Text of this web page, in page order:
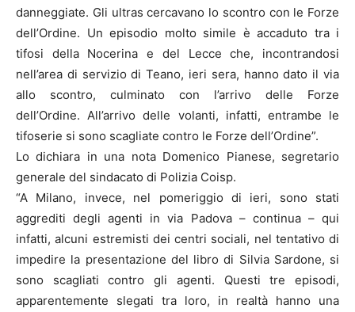
danneggiate. Gli ultras cercavano lo scontro con le Forze
dell’Ordine. Un episodio molto simile è accaduto tra i
tifosi della Nocerina e del Lecce che, incontrandosi
nell’area di servizio di Teano, ieri sera, hanno dato il via
allo scontro, culminato con l’arrivo delle Forze
dell’Ordine. All’arrivo delle volanti, infatti, entrambe le
tifoserie si sono scagliate contro le Forze dell’Ordine”.
Lo dichiara in una nota Domenico Pianese, segretario
generale del sindacato di Polizia Coisp.
“A Milano, invece, nel pomeriggio di ieri, sono stati
aggrediti degli agenti in via Padova – continua – qui
infatti, alcuni estremisti dei centri sociali, nel tentativo di
impedire la presentazione del libro di Silvia Sardone, si
sono scagliati contro gli agenti. Questi tre episodi,
apparentemente slegati tra loro, in realtà hanno una